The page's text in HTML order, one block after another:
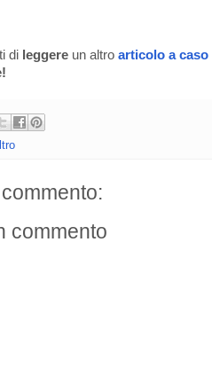
di leggere un altro articolo a caso
commento